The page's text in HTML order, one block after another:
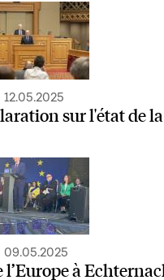
sur l'état de
12.05.2025
l’Europe à
09.05.2025